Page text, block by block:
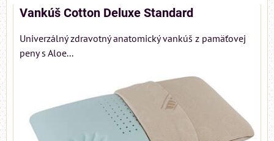
Vankúš Cotton Deluxe Standard
Univerzálný zdravotný anatomický vankúš z pamäťovej
peny s Aloe...